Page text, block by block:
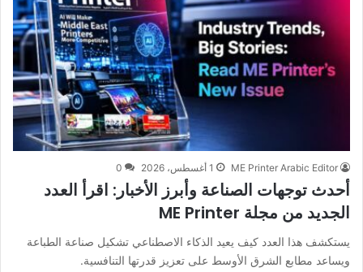
ME Printer Arabic Editor 1 أغسطس، 2026 0
أحدث توجهات الصناعة وأبرز الأخبار: اقرأ العدد
الجديد من مجلة ME Printer
يستكشف هذا العدد كيف يعيد الذكاء الاصطناعي تشكيل صناعة الطباعة
ويساعد مطابع الشرق الأوسط على تعزيز قدرتها التنافسية.